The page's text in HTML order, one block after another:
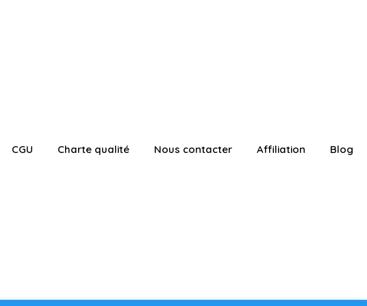
CGU Charte qualité Nous contacter Affiliation Blog